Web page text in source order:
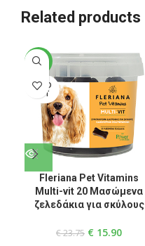
Related products
-33%
SOLD
OUT
Fleriana Pet Vitamins
Multi-vit 20 Μασώμενα
ζελεδάκια για σκύλους
€23.75 € 15.90